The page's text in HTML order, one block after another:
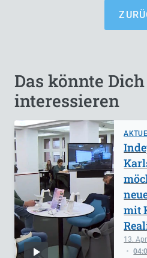
Das könnte
interessieren
13.
mit